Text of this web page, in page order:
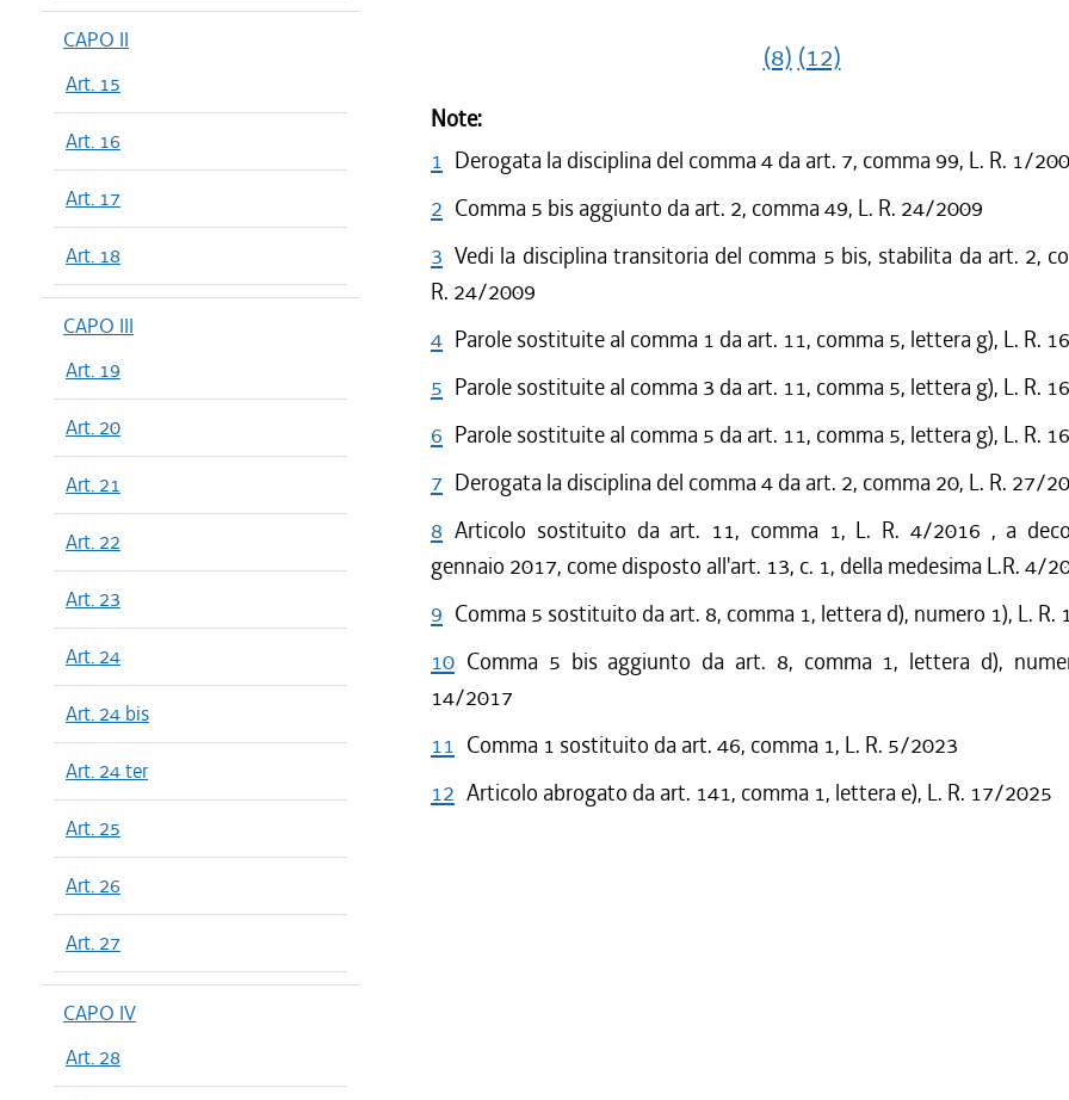
CAPO II
Art. 15
Art. 16
Art. 17
Art. 18
CAPO III
Art. 19
Art. 20
Art. 21
Art. 22
Art. 23
Art. 24
Art. 24 bis
Art. 24 ter
Art. 25
Art. 26
Art. 27
CAPO IV
Art. 28
(8) (12)
Note:
1 Derogata la disciplina del comma 4 da art. 7, comma 99, L. R. 1/
2 Comma 5 bis aggiunto da art. 2, comma 49, L. R. 24/2009
3 Vedi la disciplina transitoria del comma 5 bis, stabilita da art. 2,
R. 24/2009
4 Parole sostituite al comma 1 da art. 11, comma 5, lettera g), L. R.
5 Parole sostituite al comma 3 da art. 11, comma 5, lettera g), L. R.
6 Parole sostituite al comma 5 da art. 11, comma 5, lettera g), L. R.
7 Derogata la disciplina del comma 4 da art. 2, comma 20, L. R. 27/
8 Articolo sostituito da art. 11, comma 1, L. R. 4/2016 , a
gennaio 2017, come disposto all'art. 13, c. 1, della medesima L.R. 4/
9 Comma 5 sostituito da art. 8, comma 1, lettera d), numero 1), L.
10 Comma 5 bis aggiunto da art. 8, comma 1, lettera d),
14/2017
11 Comma 1 sostituito da art. 46, comma 1, L. R. 5/2023
12 Articolo abrogato da art. 141, comma 1, lettera e), L. R. 17/2025